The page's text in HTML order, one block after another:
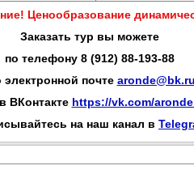
Ценообразование
Заказать тур вы можете
по телефону 8 (912) 88-193-88
электронной почте aronde@bk.ru
ВКонтакте https://vk.com/
на наш канал в